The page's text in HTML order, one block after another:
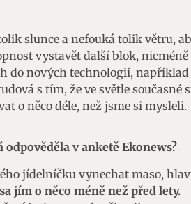
slunce a nefouká tolik větru,
vystavět další blok,
do nových technologií,
s tím, že ve světle současné
o něco déle, než jsme si mysleli.
odpověděla v anketě Ekonews?
jídelníčku vynechat maso,
jím o něco méně než před lety.